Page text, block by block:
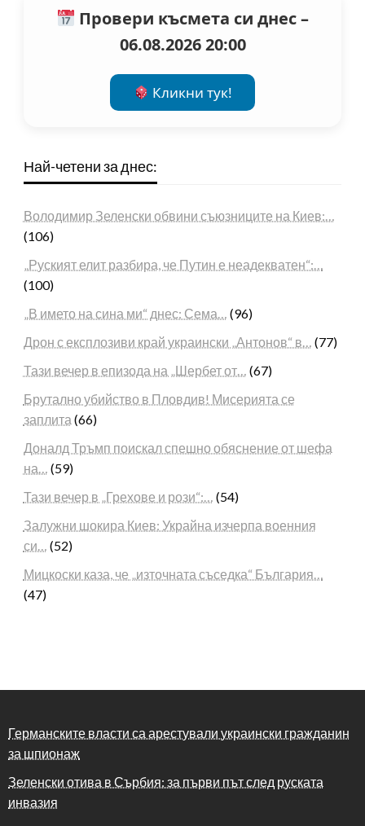
Провери късмета си днес –
06.08.2026 20:00
Кликни тук!
Най-четени за днес:
Володимир Зеленски обвини съюзниците на Киев:…
(106)
„Руският елит разбира, че Путин е неадекватен“:…
(100)
„В името на сина ми“ днес: Сема… (96)
Дрон с експлозиви край украински „Антонов“ в… (77)
Тази вечер в епизода на „Шербет от… (67)
Брутално убийство в Пловдив! Мисерията се
заплита (66)
Доналд Тръмп поискал спешно обяснение от шефа
на… (59)
Тази вечер в „Грехове и рози“:… (54)
Залужни шокира Киев: Украйна изчерпа военния
си… (52)
Мицкоски каза, че „източната съседка“ България…
(47)
Германските власти са арестували украински гражданин
за шпионаж
Зеленски отива в Сърбия: за първи път след руската
инвазия